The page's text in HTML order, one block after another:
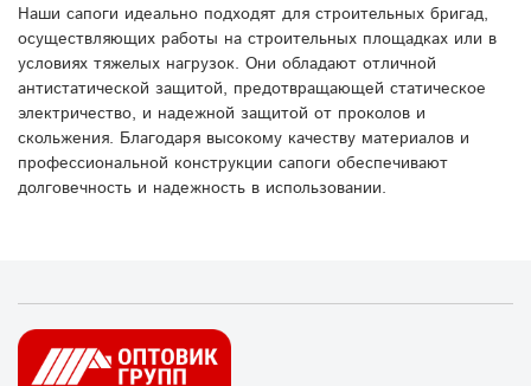
Наши сапоги идеально подходят для строительных бригад,
осуществляющих работы на строительных площадках или в
условиях тяжелых нагрузок. Они обладают отличной
антистатической защитой, предотвращающей статическое
электричество, и надежной защитой от проколов и
скольжения. Благодаря высокому качеству материалов и
профессиональной конструкции сапоги обеспечивают
долговечность и надежность в использовании.